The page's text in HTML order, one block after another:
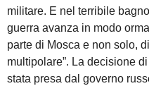
militare. E nel terribile
guerra avanza in modo
parte di Mosca e non solo,
multipolare”. La decisione
stata presa dal governo